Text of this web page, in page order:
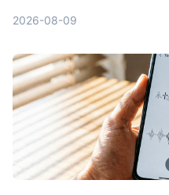
2026-08-09